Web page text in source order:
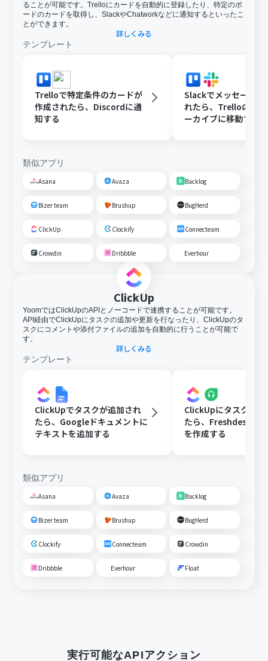
ることが可能です。Trelloにカードを自動的に登録したり、特定のボ
ードのカードを取得し、SlackやChatworkなどに通知するといったこ
とができます。
詳しくみる
テンプレート
Trelloで特定条件のカードが
作成されたら、Discordに通
知する
Slackでメッセージが
れたら、Trelloのカ
ーカイブに移動する
類似アプリ
Asana Avaza Backlog
Bizer team Brushup BugHerd
ClickUp Clockify Connecteam
Crowdin Dribbble Everhour
ClickUp
YoomではClickUpのAPIとノーコードで連携することが可能です。
API経由でClickUpにタスクの追加や更新を行なったり、ClickUpのタ
スクにコメントや添付ファイルの追加を自動的に行うことが可能で
す。
詳しくみる
テンプレート
ClickUpでタスクが追加され
たら、Googleドキュメントに
テキストを追加する
ClickUpにタスクが作
たら、Freshdeskに
を作成する
類似アプリ
Asana Avaza Backlog
Bizer team Brushup BugHerd
Clockify Connecteam Crowdin
Dribbble Everhour Float
実行可能なAPIアクション